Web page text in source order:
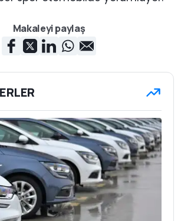
Makaleyi paylaş